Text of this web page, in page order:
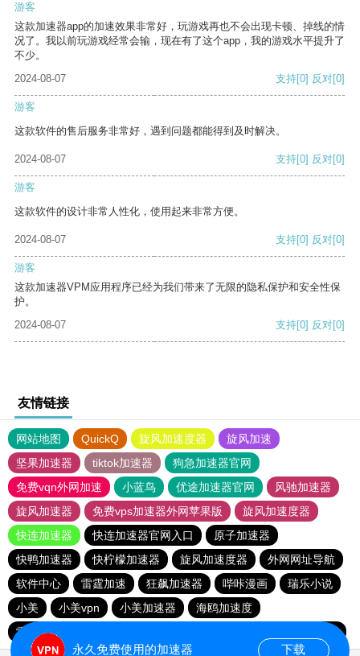
游客
这款加速器app的加速效果非常好，玩游戏再也不会出现卡顿、掉线的情
况了。我以前玩游戏经常会输，现在有了这个app，我的游戏水平提升了
不少。
2024-08-07
支持[0] 反对[0]
游客
这款软件的售后服务非常好，遇到问题都能得到及时解决。
2024-08-07 支持[0] 反对[0]
游客
这款软件的设计非常人性化，使用起来非常方便。
2024-08-07 支持[0] 反对[0]
游客
这款加速器VPM应用程序已经为我们带来了无限的隐私保护和安全性保
护。
2024-08-07
支持[0] 反对[0]
友情链接
网站地图 QuickQ 旋风加速度器
旋风加速
坚果加速器
tiktok加速器
狗急加速器官网
免费vqn外网加速
小蓝鸟 优途加速器官网
风驰加速器
旋风加速器
免费vps加速器外网苹果版
旋风加速度器
快连加速器
快连加速器官网入口
原子加速器
快鸭加速器
快柠檬加速器 旋风加速度器
外网网址导航
软件中心
雷霆加速 狂飙加速器 哔咔漫画
瑞乐小说
小美
小美vpn 小美加速器
海鸥加速度
雷霆加速版ins
雷霆加速
永久免费使用的加速器 下载